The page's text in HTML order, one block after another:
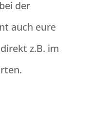
der
auch eure
z.B. im